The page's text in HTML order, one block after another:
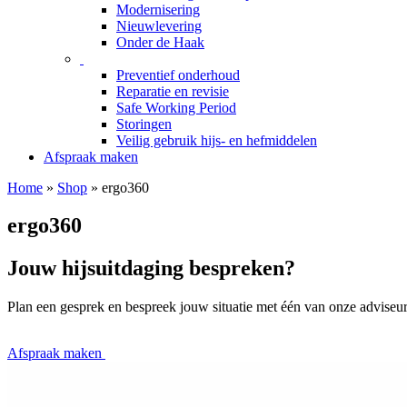
Modernisering
Nieuwlevering
Onder de Haak
Preventief onderhoud
Reparatie en revisie
Safe Working Period
Storingen
Veilig gebruik hijs- en hefmiddelen
Afspraak maken
Home » Shop » ergo360
ergo360
Jouw hijsuitdaging bespreken?
Plan een gesprek en bespreek jouw situatie met één van onze
Afspraak maken